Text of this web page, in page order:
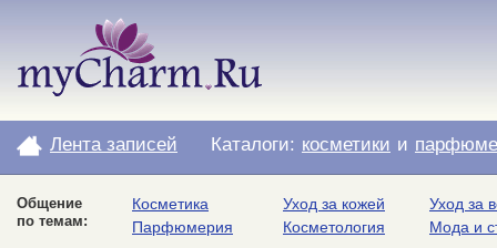
Лента записей Каталоги: косметики и
Общение
по темам:
Косметика
Парфюмерия
Уход за кожей
Косметология
Уход за
Мода и